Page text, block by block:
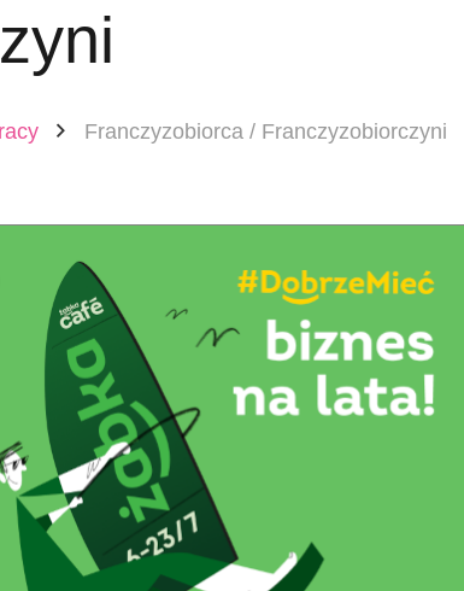
Franczyzobiorca / Franczyzobiorczyni